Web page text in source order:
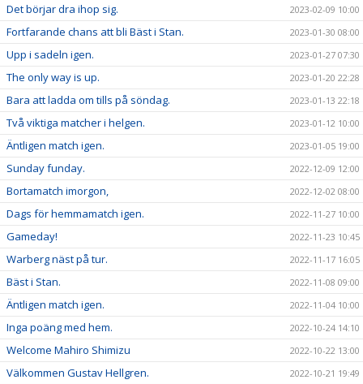
Det börjar dra ihop sig. 2023-02-09 10:00
Fortfarande chans att bli Bäst i Stan. 2023-01-30 08:00
Upp i sadeln igen. 2023-01-27 07:30
The only way is up. 2023-01-20 22:28
Bara att ladda om tills på söndag. 2023-01-13 22:18
Två viktiga matcher i helgen. 2023-01-12 10:00
Äntligen match igen. 2023-01-05 19:00
Sunday funday. 2022-12-09 12:00
Bortamatch imorgon, 2022-12-02 08:00
Dags för hemmamatch igen. 2022-11-27 10:00
Gameday! 2022-11-23 10:45
Warberg näst på tur. 2022-11-17 16:05
Bäst i Stan. 2022-11-08 09:00
Äntligen match igen. 2022-11-04 10:00
Inga poäng med hem. 2022-10-24 14:10
Welcome Mahiro Shimizu 2022-10-22 13:00
Välkommen Gustav Hellgren. 2022-10-21 19:49